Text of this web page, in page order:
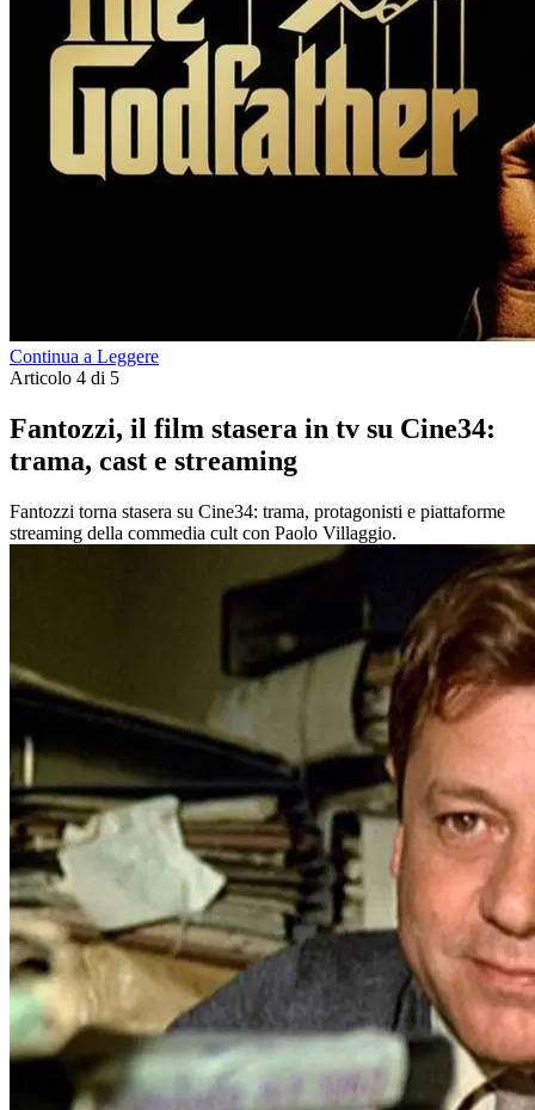
Continua a Leggere
Articolo 4 di 5
Fantozzi, il film stasera in tv su Cine34:
trama, cast e streaming
Fantozzi torna stasera su Cine34: trama, protagonisti e piattaforme
streaming della commedia cult con Paolo Villaggio.